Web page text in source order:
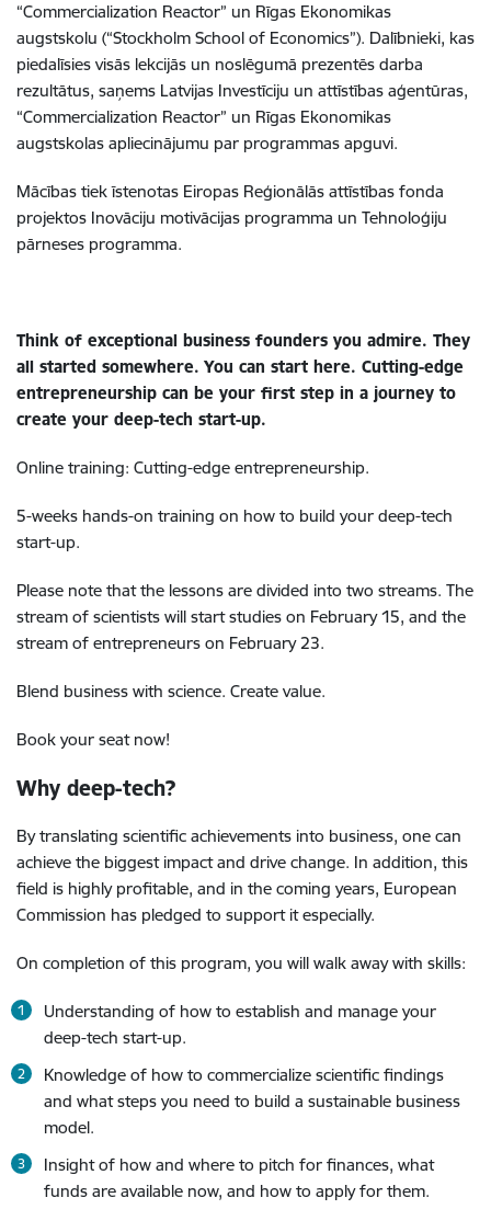
“Commercialization Reactor” un Rīgas Ekonomikas
augstskolu (“Stockholm School of Economics”). Dalībnieki, kas
piedalīsies visās lekcijās un noslēgumā prezentēs darba
rezultātus, saņems Latvijas Investīciju un attīstības aģentūras,
“Commercialization Reactor” un Rīgas Ekonomikas
augstskolas apliecinājumu par programmas apguvi.
Mācības tiek īstenotas Eiropas Reģionālās attīstības fonda
projektos Inovāciju motivācijas programma un Tehnoloģiju
pārneses programma.
Think of exceptional business founders you admire. They
all started somewhere. You can start here. Cutting-edge
entrepreneurship can be your first step in a journey to
create your deep-tech start-up.
Online training: Cutting-edge entrepreneurship.
5-weeks hands-on training on how to build your deep-tech
start-up.
Please note that the lessons are divided into two streams. The
stream of scientists will start studies on February 15, and the
stream of entrepreneurs on February 23.
Blend business with science. Create value.
Book your seat now!
Why deep-tech?
By translating scientific achievements into business, one can
achieve the biggest impact and drive change. In addition, this
field is highly profitable, and in the coming years, European
Commission has pledged to support it especially.
On completion of this program, you will walk away with skills:
Understanding of how to establish and manage your
deep-tech start-up.
Knowledge of how to commercialize scientific findings
and what steps you need to build a sustainable business
model.
Insight of how and where to pitch for finances, what
funds are available now, and how to apply for them.